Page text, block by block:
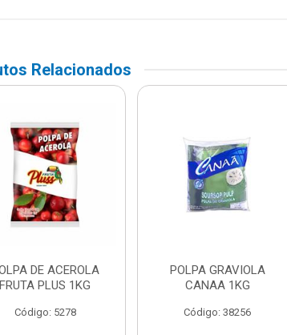
Relacionados
DE ACEROLA
FRUTA PLUS 1KG
Código: 5278
POLPA GRAVIOLA
CANAA 1KG
Código: 38256